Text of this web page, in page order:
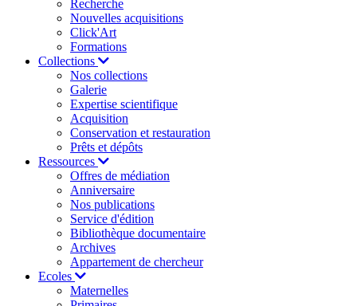
Recherche
Nouvelles acquisitions
Click'Art
Formations
Collections
Nos collections
Galerie
Expertise scientifique
Acquisition
Conservation et restauration
Prêts et dépôts
Ressources
Offres de médiation
Anniversaire
Nos publications
Service d'édition
Bibliothèque documentaire
Archives
Appartement de chercheur
Ecoles
Maternelles